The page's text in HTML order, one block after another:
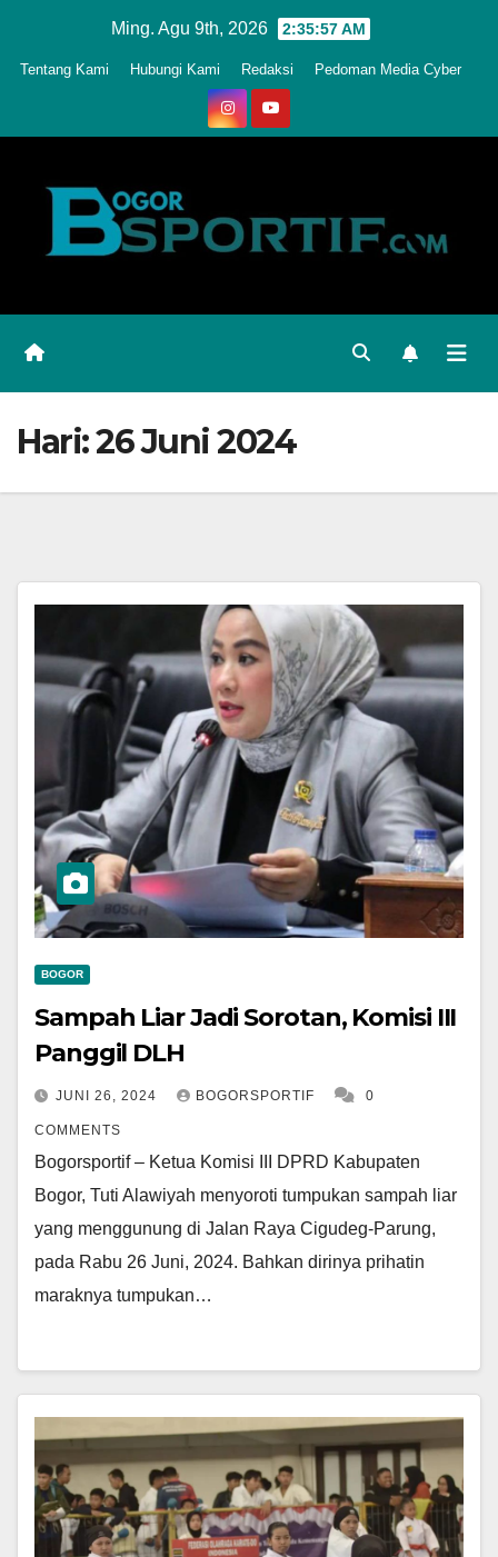
Ming. Agu 9th, 2026 2:36:00 AM
Tentang Kami Hubungi Kami Redaksi Pedoman Media Cyber
Hari:26 Juni 2024
BOGOR
Sampah Liar Jadi Sorotan, Komisi III
Panggil DLH
JUNI 26, 2024 BOGORSPORTIF 0
COMMENTS
Bogorsportif – Ketua Komisi III DPRD Kabupaten
Bogor, Tuti Alawiyah menyoroti tumpukan sampah liar
yang menggunung di Jalan Raya Cigudeg-Parung,
pada Rabu 26 Juni, 2024. Bahkan dirinya prihatin
maraknya tumpukan…